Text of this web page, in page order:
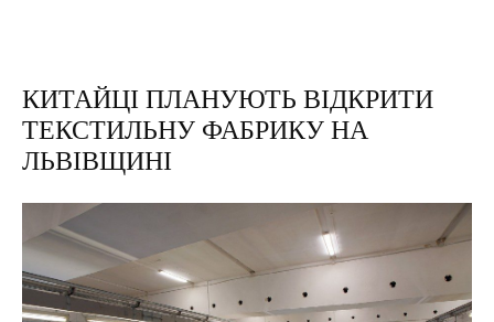
КИТАЙЦІ ПЛАНУЮТЬ ВІДКРИТИ
ТЕКСТИЛЬНУ ФАБРИКУ НА
ЛЬВІВЩИНІ